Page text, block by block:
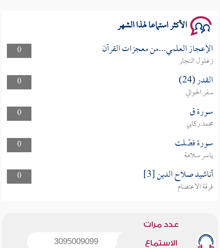
الأكثر استماعا لهذا الشهر
0 الإعجاز العلمي...من معجزات القرآن
زغلول النجار
0
القدر (24)
سفر الحوالي
0
سورة ق
محمد ركابي
0
سورة فصّلت
ياسر سلامة
0
أناشيد صلاح الدين [3]
فرقة الاعتصام
عدد مرات
الاستماع 3095009099